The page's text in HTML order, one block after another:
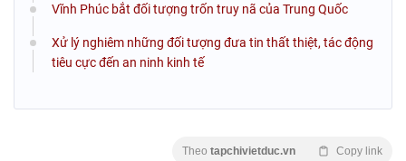
Vĩnh Phúc bắt đối tượng trốn truy nã của Trung Quốc
Xử lý nghiêm những đối tượng đưa tin thất thiệt, tác động
tiêu cực đến an ninh kinh tế
Theo tapchivietduc.vn Copy link